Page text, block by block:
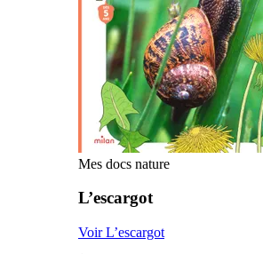
Mes docs nature
L’escargot
Voir L’escargot